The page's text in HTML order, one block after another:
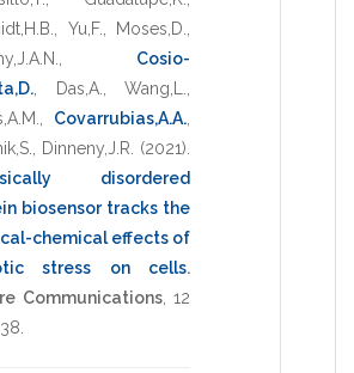
Yu,F. Moses,D.
Cosio-
Das,A. Wang,L.
Covarrubias,A.A.
Dinneny,J.R. (2021)
disordered
biosensor tracks the
chemical effects of
stress on cells.
Communications, 12